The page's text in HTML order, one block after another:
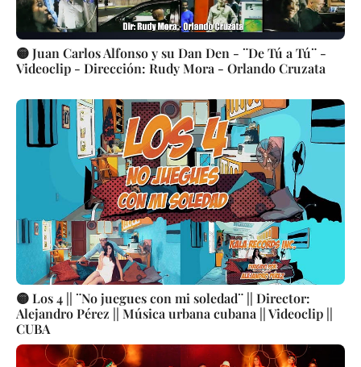
🟡 Juan Carlos Alfonso y su Dan Den - ¨De Tú a Tú¨ -
Videoclip - Dirección: Rudy Mora - Orlando Cruzata
🟡 Los 4 || ¨No juegues con mi soledad¨ || Director:
Alejandro Pérez || Música urbana cubana || Videoclip ||
CUBA